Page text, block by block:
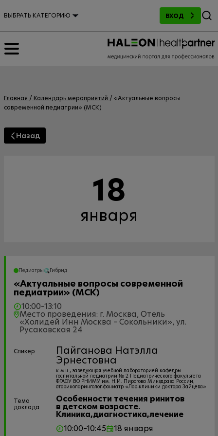
ВЫБРАТЬ КАТЕГОРИЮ ВХОД
Главная Календарь мероприятий
«Актуальные вопросы
современной педиатрии» (МСК)
Назад
18
января
Педиатры Гибрид
«Актуальные вопросы современной
педиатрии» (МСК)
10:00–13:10
Место проведения: г. Москва, Отель
«Холидей Инн Москва – Сокольники», ул.
Русаковская 24
Спикер Пайганова Натэлла
Эрнестовна
к.м.н., заведующая учебной лабораторией кафедры
госпитальной педиатрии № 2 Педиатрического факультета
ФГАОУ ВО РНИМУ им. Н.И. Пирогова Минздрава России,
оториноларинголог‐фониатр «Лор‐клиники доктора Зайцева»
Тема
доклада
Особенности течения ринитов
в детском возрасте.
Клиника,диагностика,лечение
10:00–10:45
18 января